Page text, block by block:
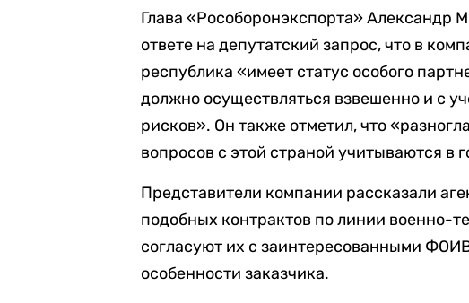
Глава «Рособоронэкспорта» Александр
ответе на депутатский запрос, что в
республика «имеет статус особого
должно осуществляться взвешенно и с
рисков». Он также отметил, что
вопросов с этой страной учитываются в
Представители компании рассказали
подобных контрактов по линии военно-
согласуют их с заинтересованными
особенности заказчика.